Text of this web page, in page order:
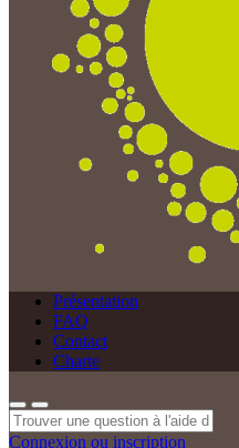
Présentation
FAQ
Contact
Charte
Connexion ou inscription